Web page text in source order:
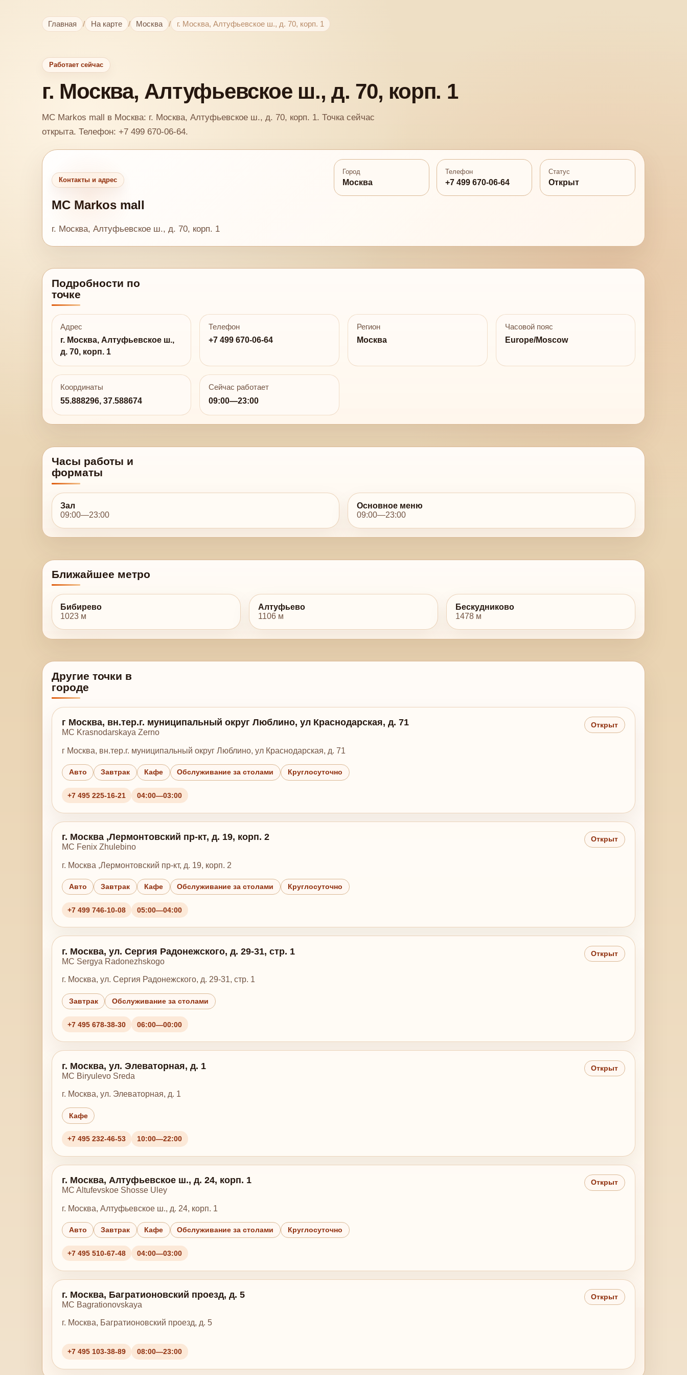
Главная / На карте / Москва / г. Москва, Алтуфьевское ш., д. 70, корп. 1
Работает сейчас
г. Москва, Алтуфьевское ш., д. 70, корп. 1
MC Markos mall в Москва: г. Москва, Алтуфьевское ш., д. 70, корп. 1. Точка сейчас
открыта. Телефон: +7 499 670-06-64.
Контакты и адрес
MC Markos mall
г. Москва, Алтуфьевское ш., д. 70, корп. 1
Город
Москва
Телефон
+7 499 670-06-64
Статус
Открыт
Подробности по
точке
Адрес
г. Москва, Алтуфьевское ш.,
д. 70, корп. 1
Телефон
+7 499 670-06-64
Регион
Москва
Часовой пояс
Europe/Moscow
Координаты
55.888296, 37.588674
Сейчас работает
09:00—23:00
Часы работы и
форматы
Зал
09:00—23:00
Основное меню
09:00—23:00
Ближайшее метро
Бибирево
1023 м
Алтуфьево
1106 м
Бескудниково
1478 м
Другие точки в
городе
г Москва, вн.тер.г. муниципальный округ Люблино, ул Краснодарская, д. 71
MC Krasnodarskaya Zerno
Открыт
г Москва, вн.тер.г. муниципальный округ Люблино, ул Краснодарская, д. 71
Авто Завтрак Кафе Обслуживание за столами Круглосуточно
+7 495 225-16-21 04:00—03:00
г. Москва ,Лермонтовский пр-кт, д. 19, корп. 2
MC Fenix Zhulebino
Открыт
г. Москва ,Лермонтовский пр-кт, д. 19, корп. 2
Авто Завтрак Кафе Обслуживание за столами Круглосуточно
+7 499 746-10-08 05:00—04:00
г. Москва, ул. Сергия Радонежского, д. 29-31, стр. 1
MC Sergya Radonezhskogo
Открыт
г. Москва, ул. Сергия Радонежского, д. 29-31, стр. 1
Завтрак Обслуживание за столами
+7 495 678-38-30 06:00—00:00
г. Москва, ул. Элеваторная, д. 1
MC Biryulevo Sreda
Открыт
г. Москва, ул. Элеваторная, д. 1
Кафе
+7 495 232-46-53 10:00—22:00
г. Москва, Алтуфьевское ш., д. 24, корп. 1
MC Altufevskoe Shosse Uley
Открыт
г. Москва, Алтуфьевское ш., д. 24, корп. 1
Авто Завтрак Кафе Обслуживание за столами Круглосуточно
+7 495 510-67-48 04:00—03:00
г. Москва, Багратионовский проезд, д. 5
MC Bagrationovskaya
Открыт
г. Москва, Багратионовский проезд, д. 5
+7 495 103-38-89 08:00—23:00